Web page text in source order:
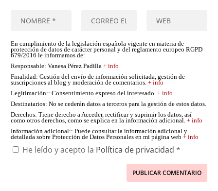
En cumplimiento de la legislación española vigente en materia de
protección de datos de carácter personal y del reglamento europeo RGPD
679/2016 le informamos de:
Responsable: Vanesa Pérez Padilla+ info
Finalidad: Gestión del envío de información solicitada, gestión de
suscripciones al blog y moderación de comentarios.+ info
Legitimación:: Consentimiento expreso del interesado.+ info
Destinatarios: No se cederán datos a terceros para la gestión de estos datos.
Derechos: Tiene derecho a Acceder, rectificar y suprimir los datos, así
como otros derechos, como se explica en la información adicional.+ info
Información adicional:: Puede consultar la información adicional y
detallada sobre Protección de Datos Personales en mi página web+ info
He leído y acepto la Política de privacidad *